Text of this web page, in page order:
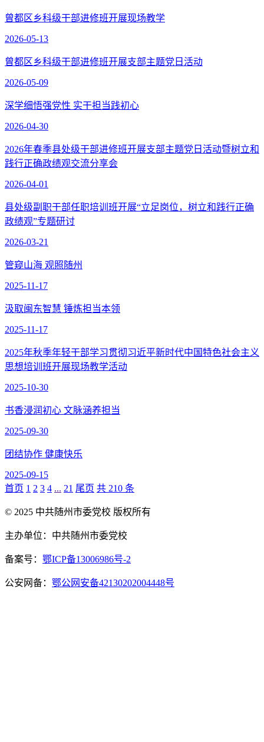
曾都区乡科级干部进修班开展现场教学
2026-05-13
曾都区乡科级干部进修班开展支部主题党日活动
2026-05-09
深学细悟强党性 实干担当践初心
2026-04-30
2026年春季县处级干部进修班开展支部主题党日活动暨树立和
践行正确政绩观交流分享会
2026-04-01
县处级副职干部任职培训班开展“立足岗位，树立和践行正确
政绩观”专题研讨
2026-03-21
管窥山海 观照随州
2025-11-17
汲取闽东智慧 锤炼担当本领
2025-11-17
2025年秋季年轻干部学习贯彻习近平新时代中国特色社会主义
思想培训班开展现场教学活动
2025-10-30
书香浸润初心 文脉涵养担当
2025-09-30
团结协作 健康快乐
2025-09-15
首页 1 2 3 4 ... 21 尾页 共 210 条
© 2025 中共随州市委党校 版权所有
主办单位：中共随州市委党校
备案号： 鄂ICP备13006986号-2
公安网备： 鄂公网安备42130202004448号